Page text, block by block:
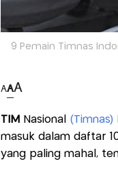
9 Pemain Timnas
AAA
TIM Nasional (Timnas)
masuk dalam daftar
yang paling mahal,